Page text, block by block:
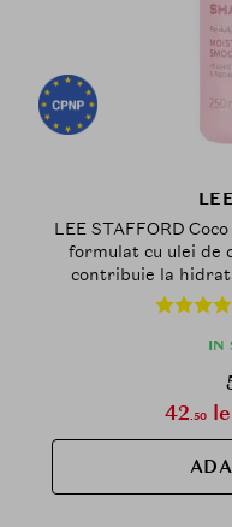
LEE STAFFORD
formulat cu ulei de
contribuie la
IN
42.50